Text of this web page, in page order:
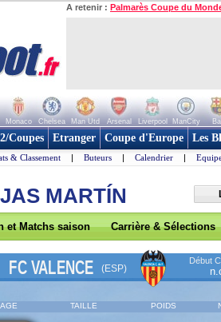
A retenir : Palmarès Coupe du
Monaco Chelsea Man Utd Arsenal Liverpool ManCity
Coupes Etranger Coupe d'Europe Les
& Classement | Buteurs | Calendrier |
MARTÍN
et Matchs saison Carrière & Sélections
FC VALENCE (ESP)
Début
AGE TAILLE POIDS